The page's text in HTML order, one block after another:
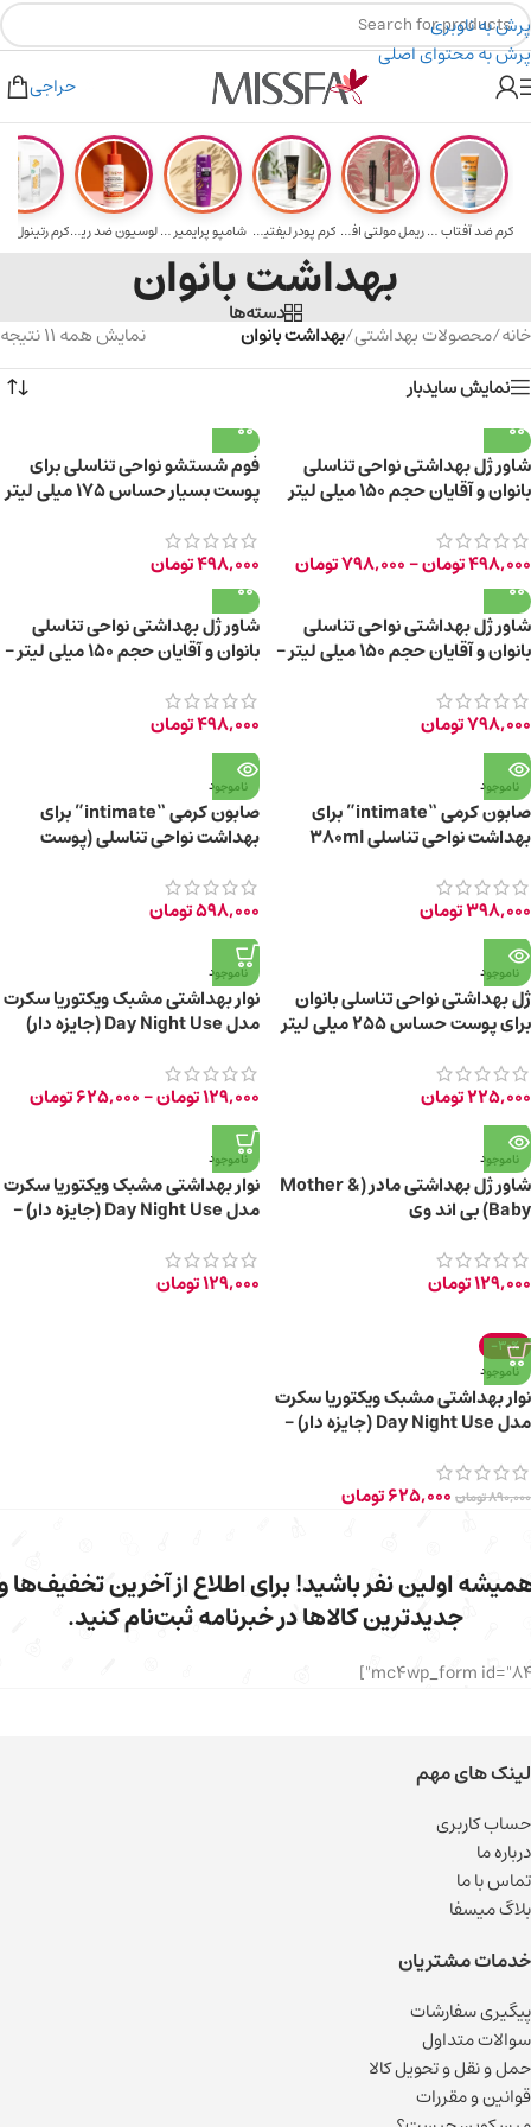
پرش به ناوبری
پرش به محتوای اصلی
۲٪ تخفیف روی سبد خرید برای روش کارت به کارت
هدیه برای خرید های بالای ۵ میلیون تومن
حراجی
کرم ضد آفتاب حا... ریمل مولتی افکت... کرم پودر لیفتین... شامپو پرایمیر پ... لوسیون ضد ریزش ...
بهداشت بانوان
دسته‌ها
خانه/محصولات بهداشتی/بهداشت بانوان
نمایش همه 11 نتیجه
نمایش سایدبار
شاور ژل بهداشتی نواحی تناسلی
بانوان و آقایان حجم 150 میلی لیتر
498,000تومان–
798,000تومان
فوم شستشو نواحی تناسلی برای
پوست بسیار حساس 175 میلی لیتر
498,000تومان
شاور ژل بهداشتی نواحی تناسلی
بانوان و آقایان حجم 150 میلی لیتر –
798,000تومان
شاور ژل بهداشتی نواحی تناسلی
بانوان و آقایان حجم 150 میلی لیتر –
498,000تومان
ناموجود
صابون کرمی “intimate” برای
بهداشت نواحی تناسلی 380ml
398,000تومان
ناموجود
صابون کرمی “intimate” برای
بهداشت نواحی تناسلی (پوست
598,000تومان
ناموجود
ژل بهداشتی نواحی تناسلی بانوان
برای پوست حساس 255 میلی لیتر
225,000تومان
ناموجود
نوار بهداشتی مشبک ویکتوریا سکرت
مدل Day Night Use (جایزه دار)
129,000تومان–
625,000تومان
ناموجود
شاور ژل بهداشتی مادر (Mother &
Baby) بی اند وی
129,000تومان
ناموجود
نوار بهداشتی مشبک ویکتوریا سکرت
مدل Day Night Use (جایزه دار) –
129,000تومان
-30%
ناموجود
نوار بهداشتی مشبک ویکتوریا سکرت
مدل Day Night Use (جایزه دار) –
890,000تومان 625,000تومان
اولین نفر باشید! برای اطلاع از آخرین تخفیف‌ها
جدیدترین کالاها در خبرنامه ثبت‌نام کنید.
لینک های مهم
حساب کاربری
درباره ما
تماس با ما
بلاگ میسفا
خدمات مشتریان
پیگیری سفارشات
سوالات متداول
حمل و نقل و تحویل کالا
قوانین و مقررات